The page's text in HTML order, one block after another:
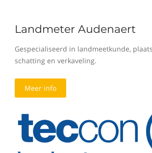
Landmeter Audenaert
Gespecialiseerd in landmeetkunde,
schatting en verkaveling.
Meer info